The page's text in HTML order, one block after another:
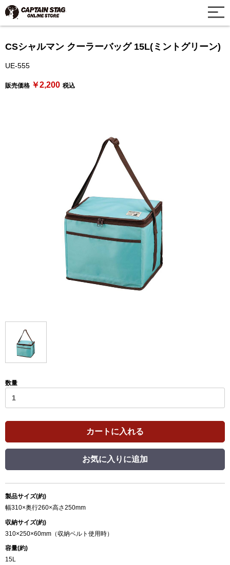
CSシャルマン クーラーバッグ 15L(ミントグリーン)
UE-555
販売価格 ￥2,200 税込
数量
カートに入れる
お気に入りに追加
製品サイズ(約)
幅310×奥行260×高さ250mm
収納サイズ(約)
310×250×60mm（収納ベルト使用時）
容量(約)
15L